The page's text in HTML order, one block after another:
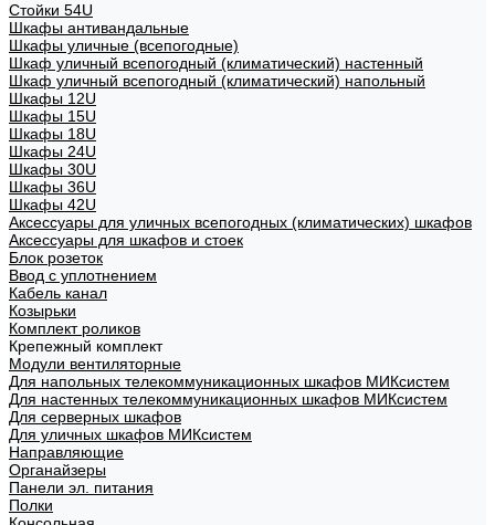
Стойки 54U
Шкафы антивандальные
Шкафы уличные (всепогодные)
Шкаф уличный всепогодный (климатический) настенный
Шкаф уличный всепогодный (климатический) напольный
Шкафы 12U
Шкафы 15U
Шкафы 18U
Шкафы 24U
Шкафы 30U
Шкафы 36U
Шкафы 42U
Аксессуары для уличных всепогодных (климатических) шкафов
Аксессуары для шкафов и стоек
Блок розеток
Ввод с уплотнением
Кабель канал
Козырьки
Комплект роликов
Крепежный комплект
Модули вентиляторные
Для напольных телекоммуникационных шкафов МИКсистем
Для настенных телекоммуникационных шкафов МИКсистем
Для серверных шкафов
Для уличных шкафов МИКсистем
Направляющие
Органайзеры
Панели эл. питания
Полки